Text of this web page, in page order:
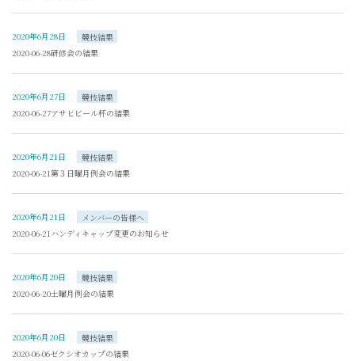
2020年6月28日
競技結果
2020-06-28研修会の結果
2020年6月27日
競技結果
2020-06-27アサヒビール杯の結果
2020年6月21日
競技結果
2020-06-21第３日曜月例会の結果
2020年6月21日
メンバーの皆様へ
2020-06-21ハンディキャップ変更のお知らせ
2020年6月20日
競技結果
2020-06-20土曜月例会の結果
2020年6月20日
競技結果
2020-06-06ゼクシオカップの結果